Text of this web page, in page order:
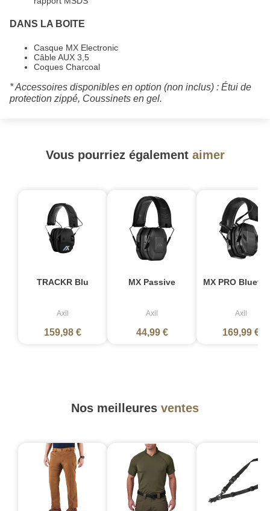
DANS LA BOITE
Casque MX Electronic
Câble AUX 3,5
Coques Charcoal
* Accessoires disponibles en option (non inclus) : Étui de
protection zippé, Coussinets en gel.
Vous pourriez également aimer
TRACKR Blu
Axil
159,98 €
MX Passive
Axil
44,99 €
MX PRO
Axil
169,99 €
Nos meilleures ventes